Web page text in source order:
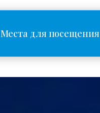
Места для посещения